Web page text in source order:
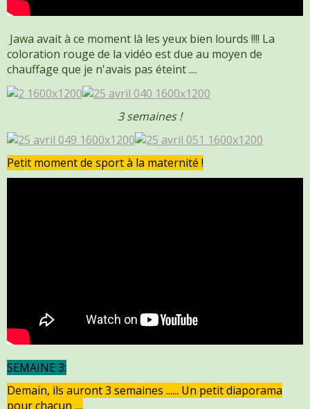
Jawa avait à ce moment là les yeux bien lourds !!!! La
coloration rouge de la vidéo est due au moyen de
chauffage que je n'avais pas éteint ....
3 semaines !
Petit moment de sport à la maternité !
SEMAINE 3:
Demain, ils auront 3 semaines ...... Un petit diaporama
pour chacun ....